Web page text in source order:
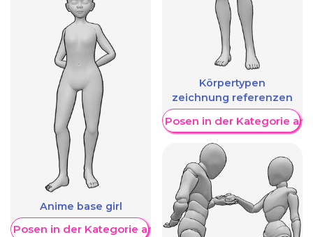
Anime base girl
Posen in der Kategorie anzeigen
Körpertypen
zeichnung referenzen
Weitere Posen in der Kategorie